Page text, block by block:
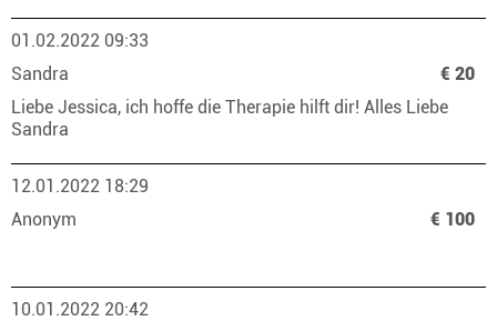
01.02.2022 09:33
Sandra
€ 20
Liebe Jessica, ich hoffe die Therapie hilft dir! Alles Liebe
Sandra
12.01.2022 18:29
Anonym
€ 100
10.01.2022 20:42